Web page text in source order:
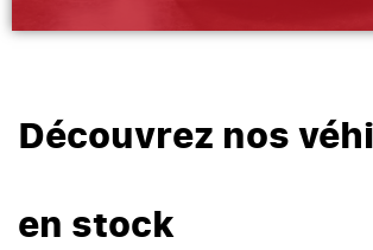
Découvrez nos
en stock